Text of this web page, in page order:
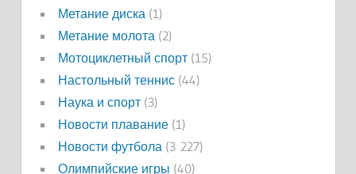
Метание диска (1)
Метание молота (2)
Мотоциклетный спорт(15)
Настольный теннис(44)
Наука и спорт(3)
Новости плавание(1)
Новости футбола (3 227)
Олимпийские игры (40)